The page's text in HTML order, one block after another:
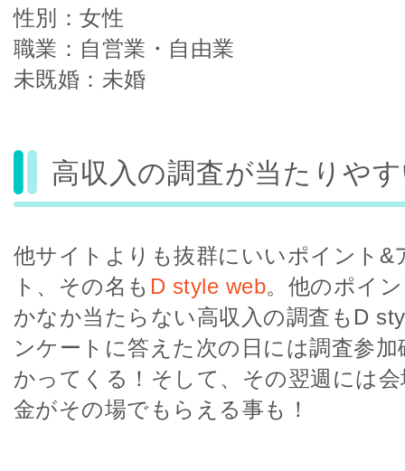
性別：女性
職業：自営業・自由業
未既婚：未婚
高収入の調査が当たりや
他サイトよりも抜群にいいポイント&
ト、その名も D style web。他のポイ
かなか当たらない高収入の調査もD
ンケートに答えた次の日には調査参
かってくる！そして、その翌週には
金がその場でもらえる事も！